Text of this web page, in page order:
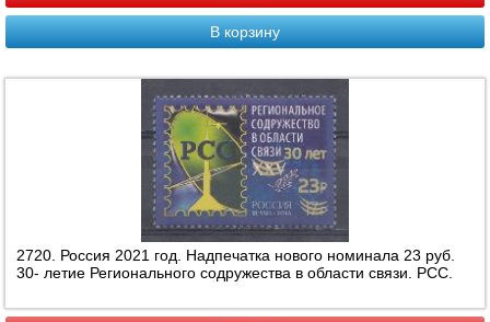
В корзину
2720. Россия 2021 год. Надпечатка нового номинала 23 руб.
30- летие Регионального содружества в области связи. РСС.